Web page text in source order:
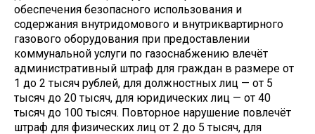
обеспечения безопасного использования и
содержания внутридомового и внутриквартирного
газового оборудования при предоставлении
коммунальной услуги по газоснабжению влечёт
административный штраф для граждан в размере от
1 до 2 тысяч рублей, для должностных лиц — от 5
тысяч до 20 тысяч, для юридических лиц — от 40
тысяч до 100 тысяч. Повторное нарушение повлечёт
штраф для физических лиц от 2 до 5 тысяч, для